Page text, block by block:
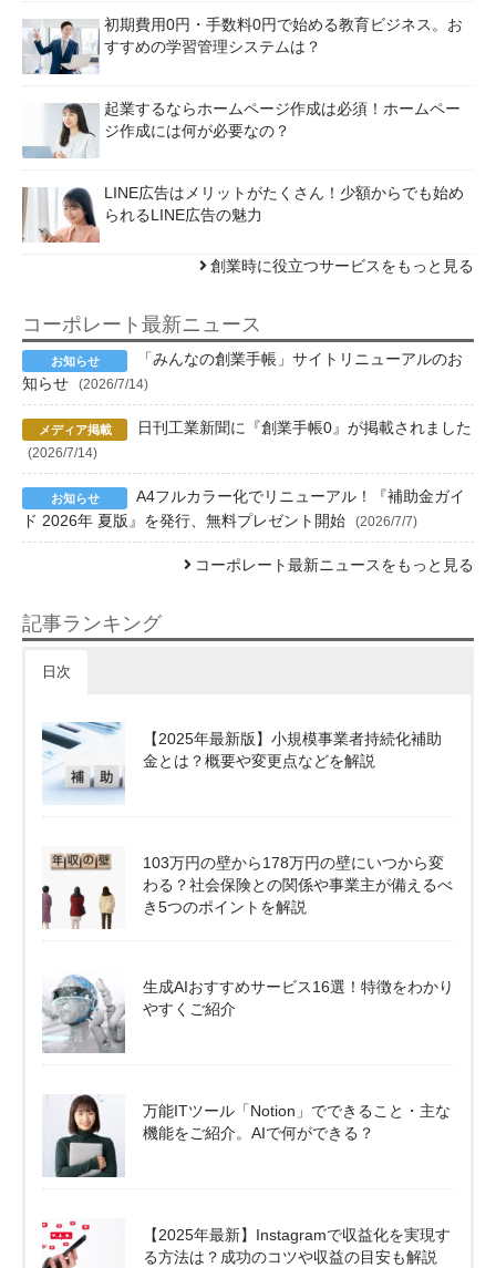
初期費用0円・手数料0円で始める教育ビジネス。お
すすめの学習管理システムは？
起業するならホームページ作成は必須！ホームペー
ジ作成には何が必要なの？
LINE広告はメリットがたくさん！少額からでも始め
られるLINE広告の魅力
創業時に役立つサービスをもっと見る
コーポレート最新ニュース
「みんなの創業手帳」サイトリニューアルのお
知らせ
(2026/7/14)
日刊工業新聞に『創業手帳0』が掲載されました
(2026/7/14)
A4フルカラー化でリニューアル！『補助金ガイ
ド 2026年 夏版』を発行、無料プレゼント開始
(2026/7/7)
コーポレート最新ニュースをもっと見る
記事ランキング
日次
【2025年最新版】小規模事業者持続化補助
金とは？概要や変更点などを解説
103万円の壁から178万円の壁にいつから変
わる？社会保険との関係や事業主が備えるべ
き5つのポイントを解説
生成AIおすすめサービス16選！特徴をわかり
やすくご紹介
万能ITツール「Notion」でできること・主な
機能をご紹介。AIで何ができる？
【2025年最新】Instagramで収益化を実現す
る方法は？成功のコツや収益の目安も解説